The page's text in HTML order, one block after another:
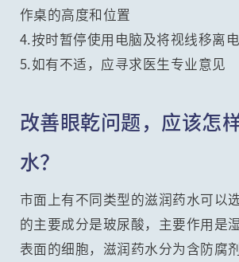
作桌的高度和位置
4.按时暂停使用电脑及将视线移离
5.如有不适，应寻求医生专业意见
改善眼乾问题，应该怎
水？
市面上有不同类型的滋润药水可以
的主要成分是玻尿酸，主要作用是
表面的细胞，滋润药水分为含防腐